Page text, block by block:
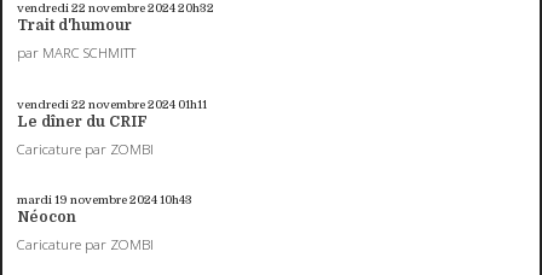
vendredi 22 novembre 202420h32
Trait d'humour
par MARC SCHMITT
vendredi 22 novembre 2024 01h11
Le dîner du CRIF
Caricature par ZOMBI
mardi 19 novembre 202410h43
Néocon
Caricature par ZOMBI